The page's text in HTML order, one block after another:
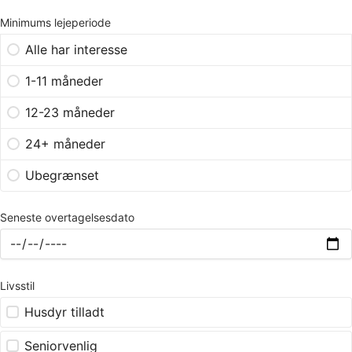
Minimums lejeperiode
Alle har interesse
1-11 måneder
12-23 måneder
24+ måneder
Ubegrænset
Seneste overtagelsesdato
Livsstil
Husdyr tilladt
Seniorvenlig